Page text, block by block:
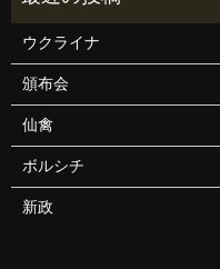
ウクライナ
頒布会
仙禽
ボルシチ
新政